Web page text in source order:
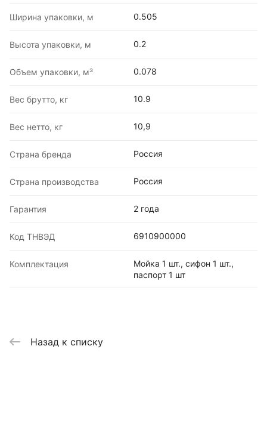
Ширина упаковки, м 0.505
Высота упаковки, м 0.2
Объем упаковки, м³ 0.078
Вес брутто, кг 10.9
Вес нетто, кг 10,9
Страна бренда Россия
Страна производства Россия
Гарантия 2 года
Код ТНВЭД 6910900000
Комплектация
Мойка 1 шт., сифон 1 шт.,
паспорт 1 шт
Назад к списку